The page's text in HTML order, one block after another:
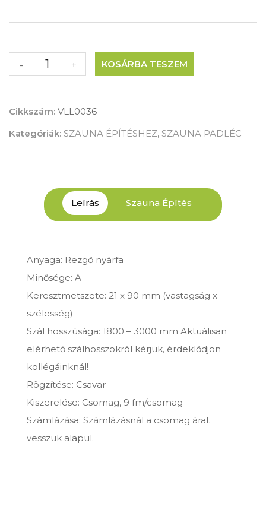
+
- KOSÁRBA TESZEM
Cikkszám: VLL0036
Kategóriák: SZAUNA ÉPÍTÉSHEZ, SZAUNA PADLÉC
Leírás Szauna Építés
Anyaga: Rezgő nyárfa
Minősége: A
Keresztmetszete: 21 x 90 mm (vastagság x
szélesség)
Szál hosszúsága: 1800 – 3000 mm Aktuálisan
elérhető szálhosszokról kérjük, érdeklődjön
kollégáinknál!
Rögzítése: Csavar
Kiszerelése: Csomag, 9 fm/csomag
Számlázása: Számlázásnál a csomag árat
vesszük alapul.